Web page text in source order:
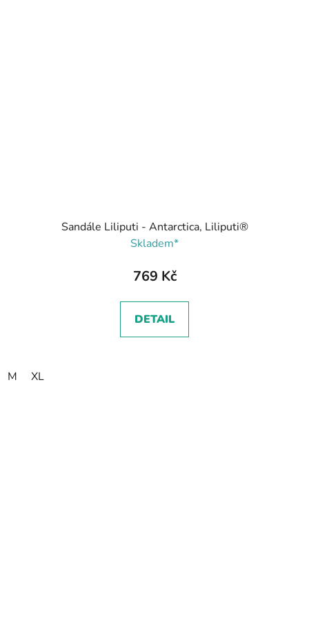
Sandále Liliputi - Antarctica, Liliputi®
Skladem*
769 Kč
DETAIL
M XL